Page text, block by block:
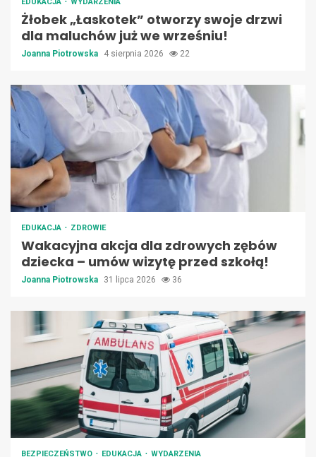
Żłobek „Łaskotek” otworzy swoje drzwi
dla maluchów już we wrześniu!
Joanna Piotrowska 4 sierpnia 2026 22
EDUKACJA ZDROWIE
Wakacyjna akcja dla zdrowych zębów
dziecka – umów wizytę przed szkołą!
Joanna Piotrowska 31 lipca 2026 36
BEZPIECZEŃSTWO EDUKACJA WYDARZENIA